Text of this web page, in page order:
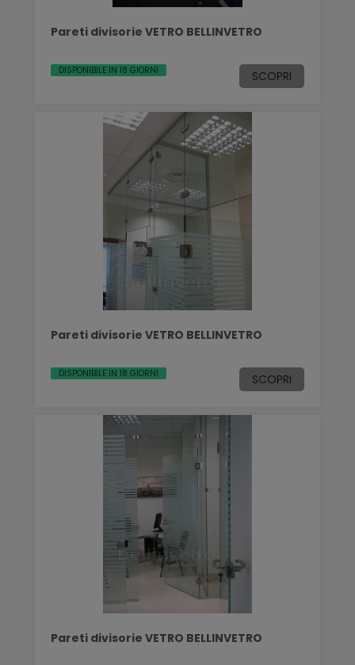
Pareti divisorie VETRO BELLINVETRO
DISPONIBILE IN 18 GIORNI SCOPRI
Pareti divisorie VETRO BELLINVETRO
DISPONIBILE IN 18 GIORNI SCOPRI
Pareti divisorie VETRO BELLINVETRO